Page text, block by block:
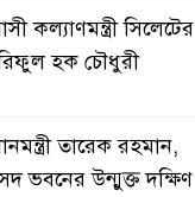
কল্যাণমন্ত্রী সিলেটের
হক চৌধুরী
তারেক রহমান,
ভবনের উন্মুক্ত দক্ষিণ